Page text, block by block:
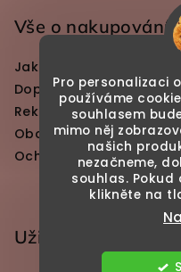
Pro personalizaci
používáme
souhlasem
mimo něj
našich
nezačneme,
souhlas.
klikněte na
Vše o nakupování
Jak dlouho trvá výroba
Doprava a platby
Reklamace a vrácení
Obchodní podmínky
Ochrana osobních
Užitečné odkazy